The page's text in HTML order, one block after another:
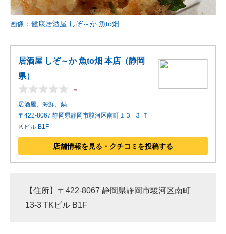
画像：健康居酒屋 しぞ～か 魚to畑
居酒屋 しぞ～か 魚to畑 本店（静岡
県）
-
居酒屋、海鮮、鍋
〒422-8067 静岡県静岡市駿河区南町１３−３ Ｔ
Ｋビル B1F
店舗情報を見る・クチコミを投稿する
【住所】〒422-8067 静岡県静岡市駿河区南町
13-3 TKビル B1F